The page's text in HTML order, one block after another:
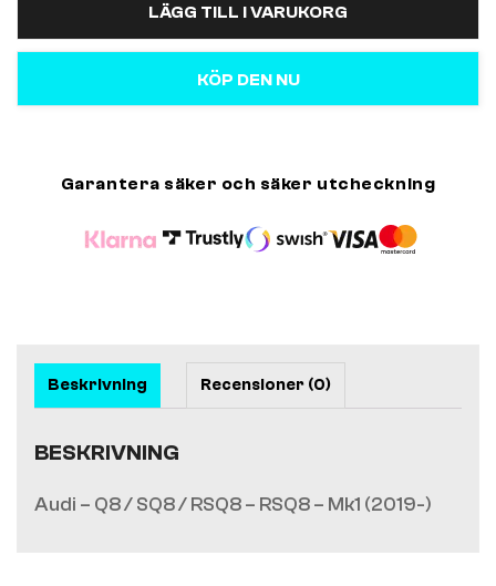
LÄGG TILL I VARUKORG
KÖP DEN NU
Garantera säker och säker utcheckning
Beskrivning Recensioner (0)
BESKRIVNING
Audi – Q8 / SQ8 / RSQ8 – RSQ8 – Mk1 (2019-)